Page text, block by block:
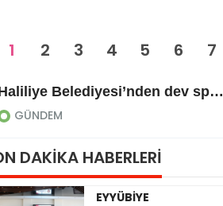
Haliliye Belediyesi’nden dev spor yatırımı: Okçuluk sahası ve kapalı salon yapılıyor
GÜNDEM
1 2 3 4 5 6 7
DAKİKA HABERLERİ
EYYÜBİYE